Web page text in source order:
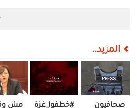
المزيد..
صحافيون #خطفوا_غزة.. مش